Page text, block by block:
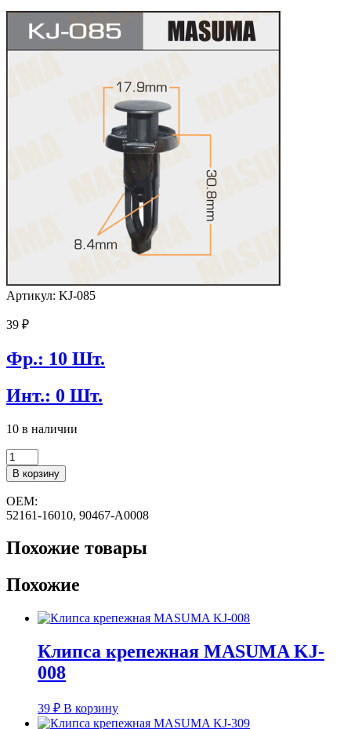
Артикул: KJ-085
39 ₽
Фр.: 10 Шт.
Инт.: 0 Шт.
10 в наличии
Количество
товара
Клипса
крепежная
MASUMA
085
В корзину
OEM:
52161-16010, 90467-A0008
Похожие товары
Похожие
Клипса крепежная MASUMA KJ-
008
39 ₽ В корзину